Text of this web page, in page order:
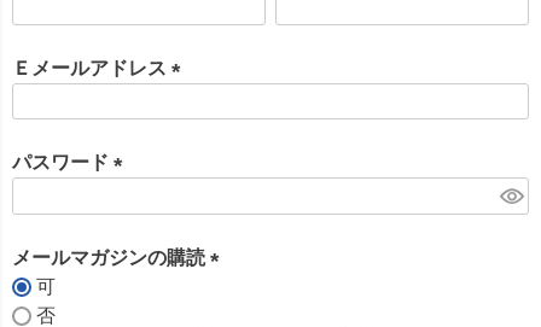
須
Ｅメールアドレス
パスワード
須
メールマガジンの購読
可
否